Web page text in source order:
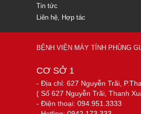
Tin tức
Liên hệ, Hợp tác
BỆNH VIỆN MÁY TÍNH PHÙNG
CƠ SỞ 1
- Địa chỉ: 627 Nguyễn Trãi,
( Số 627 Nguyễn Trãi, Thanh
- Điện thoại: 094.951.3333